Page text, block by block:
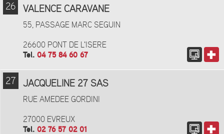
26 VALENCE CARAVANE
55, PASSAGE MARC SEGUIN
26600 PONT DE L'ISERE
Tel. 04 75 84 60 67
27 JACQUELINE 27 SAS
RUE AMEDEE GORDINI
27000 EVREUX
Tel. 02 76 57 02 01